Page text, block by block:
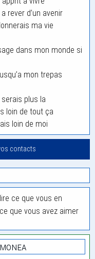
rever d’un avenir
ma vie
dans mon monde si
mon trepas
plus la
loin de tout ça
loin de moi
contacts
ce que vous en
que vous avez aimer